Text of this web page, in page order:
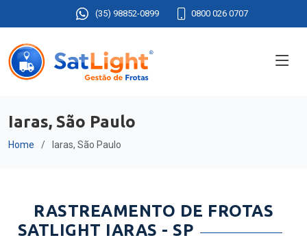
(35) 98852-0899 0800 026 0707
Iaras, São Paulo
Home Iaras, São Paulo
RASTREAMENTO DE FROTAS
SATLIGHT IARAS - SP